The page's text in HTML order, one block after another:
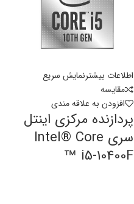
اطلاعات بیشترنمایش سریع
مقايسه
افزودن به علاقه مندی
پردازنده مرکزی اینتل
سری Intel® Core
™ i5-10400F